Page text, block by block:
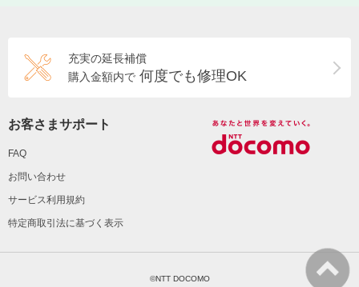
充実の延長補償
購入金額内で 何度でも修理OK
お客さまサポート
FAQ
お問い合わせ
サービス利用規約
特定商取引法に基づく表示
©NTT DOCOMO